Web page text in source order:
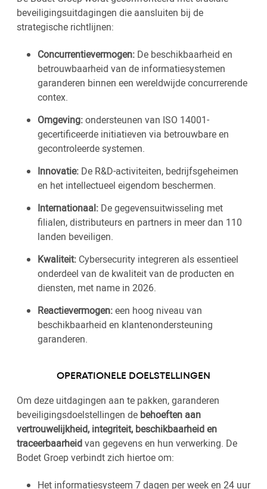
beveiligingsuitdagingen die aansluiten bij de
strategische richtlijnen:
Concurrentievermogen: De beschikbaarheid en
betrouwbaarheid van de informatiesystemen
garanderen binnen een wereldwijde concurrerende
contex.
Omgeving:ondersteunen van ISO 14001-
gecertificeerde initiatieven via betrouwbare en
gecontroleerde systemen.
Innovatie: De R&D-activiteiten, bedrijfsgeheimen
en het intellectueel eigendom beschermen.
Internationaal: De gegevensuitwisseling met
filialen, distributeurs en partners in meer dan 110
landen beveiligen.
Kwaliteit: Cybersecurity integreren als essentieel
onderdeel van de kwaliteit van de producten en
diensten, met name in 2026.
Reactievermogen:een hoog niveau van
beschikbaarheid en klantenondersteuning
garanderen.
OPERATIONELE DOELSTELLINGEN
Om deze uitdagingen aan te pakken, garanderen
beveiligingsdoelstellingen de behoeften aan
vertrouwelijkheid, integriteit, beschikbaarheid en
traceerbaarheidvan gegevens en hun verwerking. De
Bodet Groep verbindt zich hiertoe om:
Het informatiesysteem 7 dagen per week en 24 uur